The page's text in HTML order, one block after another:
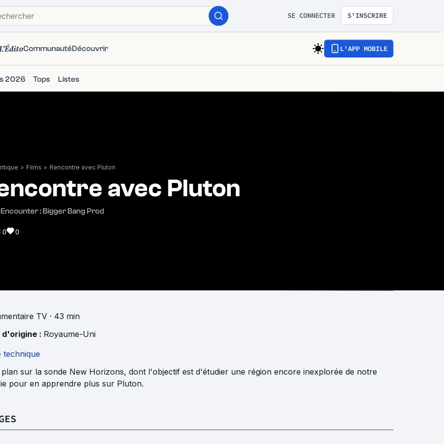
SE CONNECTER S'INSCRIRE
CommunautéDécouvrir L'APP MOBILE
2026 Tops Listes
> Films > Rencontre avec Pluton
avec Pluton
: Bigger Bang Prod
0 0
TV · 43 min
d'origine : Royaume-Uni
technique
sur la sonde New Horizons, dont l'objectif est d'étudier une région encore inexplorée de notre
pour en apprendre plus sur Pluton.